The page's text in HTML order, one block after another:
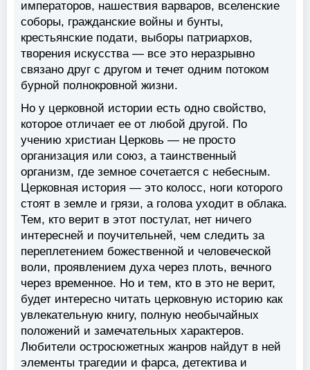
императоров, нашествия варваров, вселенские
соборы, гражданские войны и бунты,
крестьянские подати, выборы патриархов,
творения искусства — все это неразрывно
связано друг с другом и течет одним потоком
бурной полнокровной жизни.
Но у церковной истории есть одно свойство,
которое отличает ее от любой другой. По
учению христиан Церковь — не просто
организация или союз, а таинственный
организм, где земное сочетается с небесным.
Церковная история — это колосс, ноги которого
стоят в земле и грязи, а голова уходит в облака.
Тем, кто верит в этот постулат, нет ничего
интересней и поучительней, чем следить за
переплетением божественной и человеческой
воли, проявлением духа через плоть, вечного
через временное. Но и тем, кто в это не верит,
будет интересно читать церковную историю как
увлекательную книгу, полную необычайных
положений и замечательных характеров.
Любители остросюжетных жанров найдут в ней
элементы трагедии и фарса, детектива и